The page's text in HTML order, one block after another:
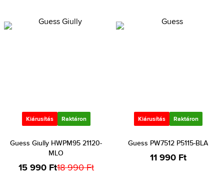
Kiárusítás Raktáron
Guess Giully HWPM95 21120-
MLO
15 990 Ft18 990 Ft
Kiárusítás Raktáron
Guess PW7512 P5115-BLA
11 990 Ft